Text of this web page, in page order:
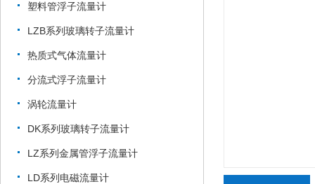
塑料管浮子流量计
LZB系列玻璃转子流量计
热质式气体流量计
分流式浮子流量计
涡轮流量计
DK系列玻璃转子流量计
LZ系列金属管浮子流量计
LD系列电磁流量计